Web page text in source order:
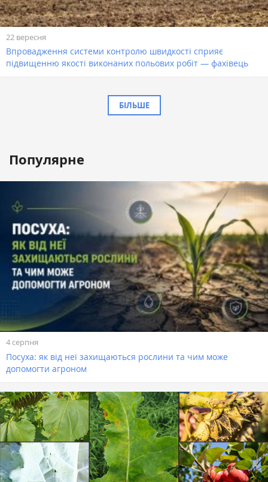
22 вересня
Впровадження системи контролю швидкості сприяє
підвищенню якості виконаних польових робіт — фахівець
БІЛЬШЕ
Популярне
4 серпня
Посуха: як від неї захищаються рослини та чим може
допомогти агроном